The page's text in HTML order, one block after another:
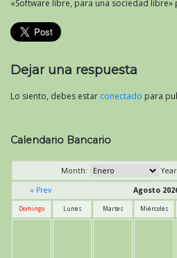
«Software libre, para una sociedad
Dejar una respuesta
Lo siento, debes estar conectado para
Calendario Bancario
Month:
Year:
« Prev
Agosto
Domingo Lunes Martes Miércoles